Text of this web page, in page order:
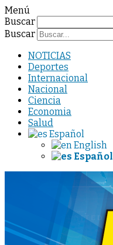
Menú
Buscar
Buscar
NOTICIAS
Deportes
Internacional
Nacional
Ciencia
Economia
Salud
Español
English
Español